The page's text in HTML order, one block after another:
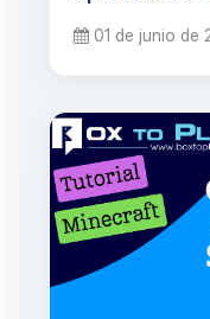
01 de junio de